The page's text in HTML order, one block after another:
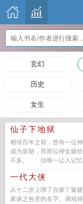
玄幻
历史
女生
仙子下地狱
相传百年之前，曾有一位
成为皇朝，而那位神女
不多。 但唯一让人记忆
一代大侠
从十二岁上绑了自家丫鬟
家谈之色变的名字。调戏